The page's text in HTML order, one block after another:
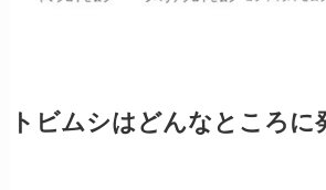
トビムシはどんなところに